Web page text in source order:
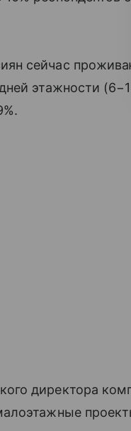
сейчас
этажности
директора